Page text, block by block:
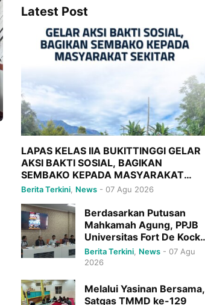
Latest Post
LAPAS KELAS IIA BUKITTINGGI GELAR
AKSI BAKTI SOSIAL, BAGIKAN
SEMBAKO KEPADA MASYARAKAT
SEKITAR
Berita Terkini News - 07 Agu 2026
Berdasarkan Putusan
Mahkamah Agung, PPJB
Universitas Fort De Kock
Sudah Inkracht,Sah Dan
Mengikat
Berita Terkini News - 07 Agu
2026
Melalui Yasinan Bersama,
Satgas TMMD ke-129